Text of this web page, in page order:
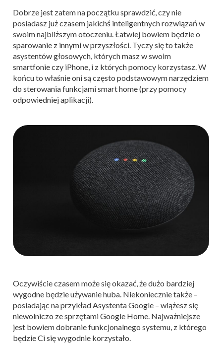
Dobrze jest zatem na początku sprawdzić, czy nie
posiadasz już czasem jakichś inteligentnych rozwiązań w
swoim najbliższym otoczeniu. Łatwiej bowiem będzie o
sparowanie z innymi w przyszłości. Tyczy się to także
asystentów głosowych, których masz w swoim
smartfonie czy iPhone, i z których pomocy korzystasz. W
końcu to właśnie oni są często podstawowym narzędziem
do sterowania funkcjami smart home (przy pomocy
odpowiedniej aplikacji).
Oczywiście czasem może się okazać, że dużo bardziej
wygodne będzie używanie huba. Niekoniecznie także –
posiadając na przykład Asystenta Google – wiążesz się
niewolniczo ze sprzętami Google Home. Najważniejsze
jest bowiem dobranie funkcjonalnego systemu, z którego
będzie Ci się wygodnie korzystało.